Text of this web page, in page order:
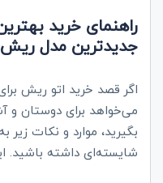
راهنمای خرید
جدیدترین مدل
اگر قصد خرید اتو ریش
می‌خواهد برای دوستان
بگیرید، موارد و نکات
شایسته‌ای داشته باشید.